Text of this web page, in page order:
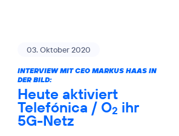
03. Oktober 2020
INTERVIEW MIT CEO MARKUS HAAS IN
DER BILD:
Heute aktiviert
Telefónica / O2 ihr
5G-Netz